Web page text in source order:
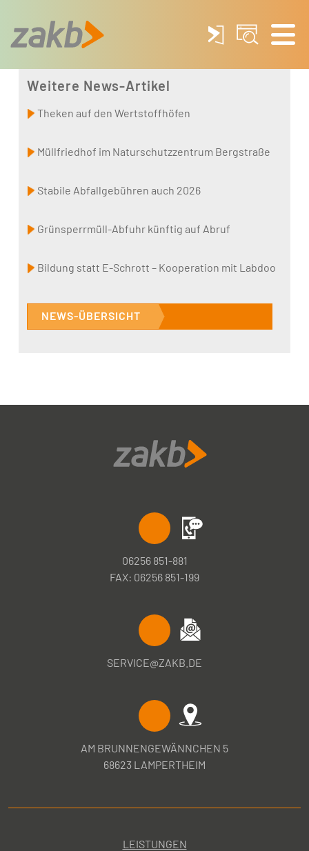
Weitere News-Artikel
Theken auf den Wertstoffhöfen
Müllfriedhof im Naturschutzzentrum Bergstraße
Stabile Abfallgebühren auch 2026
Grünsperrmüll-Abfuhr künftig auf Abruf
Bildung statt E-Schrott – Kooperation mit Labdoo
NEWS-ÜBERSICHT
06256 851-881
FAX: 06256 851-199
SERVICE@ZAKB.DE
AM BRUNNENGEWÄNNCHEN 5
68623 LAMPERTHEIM
LEISTUNGEN